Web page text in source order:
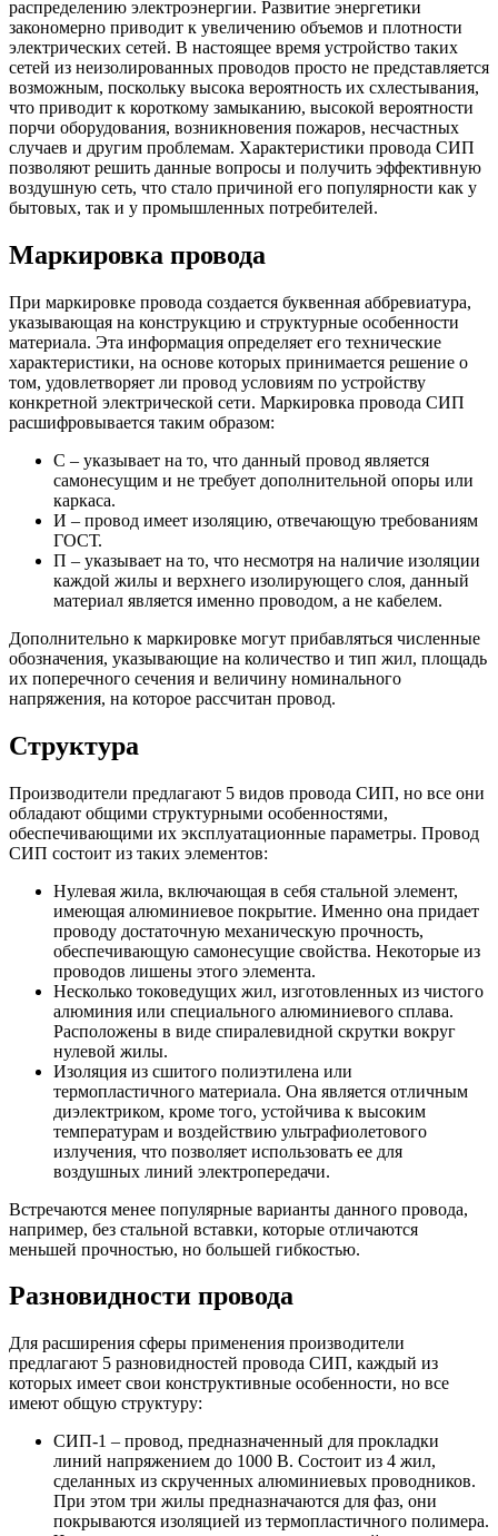
распределению электроэнергии. Развитие энергетики
закономерно приводит к увеличению объемов и плотности
электрических сетей. В настоящее время устройство таких
сетей из неизолированных проводов просто не представляется
возможным, поскольку высока вероятность их схлестывания,
что приводит к короткому замыканию, высокой вероятности
порчи оборудования, возникновения пожаров, несчастных
случаев и другим проблемам. Характеристики провода СИП
позволяют решить данные вопросы и получить эффективную
воздушную сеть, что стало причиной его популярности как у
бытовых, так и у промышленных потребителей.
Маркировка провода
При маркировке провода создается буквенная аббревиатура,
указывающая на конструкцию и структурные особенности
материала. Эта информация определяет его технические
характеристики, на основе которых принимается решение о
том, удовлетворяет ли провод условиям по устройству
конкретной электрической сети. Маркировка провода СИП
расшифровывается таким образом:
С – указывает на то, что данный провод является
самонесущим и не требует дополнительной опоры или
каркаса.
И – провод имеет изоляцию, отвечающую требованиям
ГОСТ.
П – указывает на то, что несмотря на наличие изоляции
каждой жилы и верхнего изолирующего слоя, данный
материал является именно проводом, а не кабелем.
Дополнительно к маркировке могут прибавляться численные
обозначения, указывающие на количество и тип жил, площадь
их поперечного сечения и величину номинального
напряжения, на которое рассчитан провод.
Структура
Производители предлагают 5 видов провода СИП, но все они
обладают общими структурными особенностями,
обеспечивающими их эксплуатационные параметры. Провод
СИП состоит из таких элементов:
Нулевая жила, включающая в себя стальной элемент,
имеющая алюминиевое покрытие. Именно она придает
проводу достаточную механическую прочность,
обеспечивающую самонесущие свойства. Некоторые из
проводов лишены этого элемента.
Несколько токоведущих жил, изготовленных из чистого
алюминия или специального алюминиевого сплава.
Расположены в виде спиралевидной скрутки вокруг
нулевой жилы.
Изоляция из сшитого полиэтилена или
термопластичного материала. Она является отличным
диэлектриком, кроме того, устойчива к высоким
температурам и воздействию ультрафиолетового
излучения, что позволяет использовать ее для
воздушных линий электропередачи.
Встречаются менее популярные варианты данного провода,
например, без стальной вставки, которые отличаются
меньшей прочностью, но большей гибкостью.
Разновидности провода
Для расширения сферы применения производители
предлагают 5 разновидностей провода СИП, каждый из
которых имеет свои конструктивные особенности, но все
имеют общую структуру:
СИП-1 – провод, предназначенный для прокладки
линий напряжением до 1000 В. Состоит из 4 жил,
сделанных из скрученных алюминиевых проводников.
При этом три жилы предназначаются для фаз, они
покрываются изоляцией из термопластичного полимера.